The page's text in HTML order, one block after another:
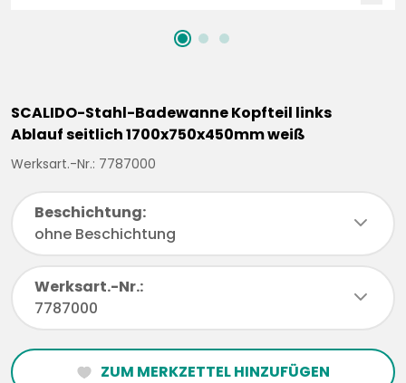
SCALIDO-Stahl-Badewanne Kopfteil links
Ablauf seitlich 1700x750x450mm weiß
Werksart.-Nr.: 7787000
Beschichtung:
ohne Beschichtung
chevronDown
Werksart.-Nr.:
7787000
chevronDown
heartFilled ZUM MERKZETTEL HINZUFÜGEN